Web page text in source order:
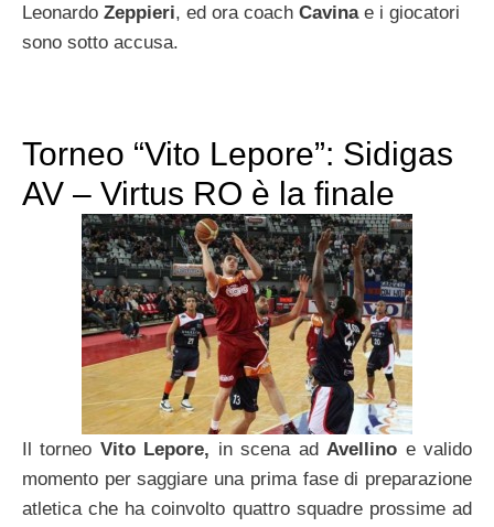
Leonardo Zeppieri, ed ora coach Cavinae i giocatori
sono sotto accusa.
Torneo “Vito Lepore”: Sidigas
AV – Virtus RO è la finale
Il torneo Vito Lepore, in scena adAvellino e valido
momento per saggiare una prima fase di preparazione
atletica che ha coinvolto quattro squadre prossime ad